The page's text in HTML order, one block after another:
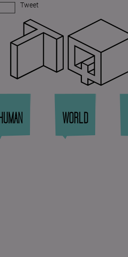
Tweet
HUMAN WORLD